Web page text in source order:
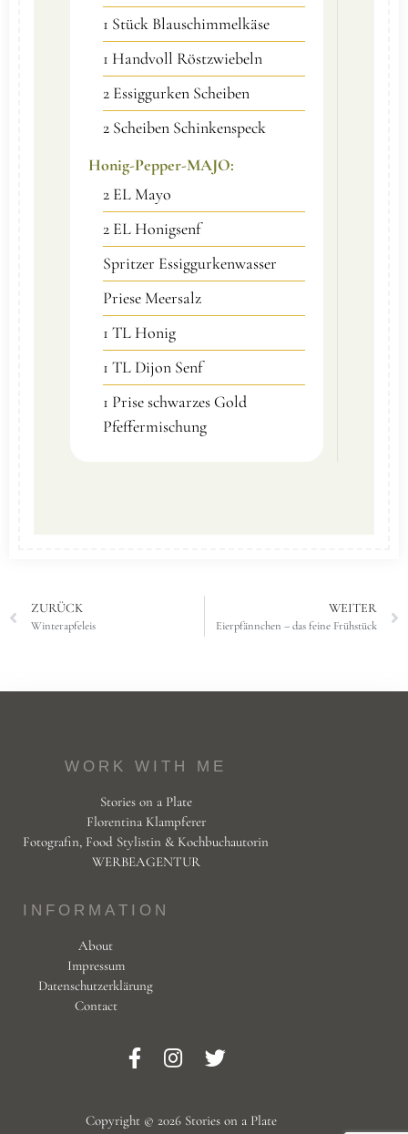
1 Stück Blauschimmelkäse
1 Handvoll Röstzwiebeln
2 Essiggurken Scheiben
2 Scheiben Schinkenspeck
Honig-Pepper-MAJO:
2 EL Mayo
2 EL Honigsenf
Spritzer Essiggurkenwasser
Priese Meersalz
1 TL Honig
1 TL Dijon Senf
1 Priseschwarzes Gold
Pfeffermischung
ZURÜCK
Winterapfeleis
WEITER
Eierpfännchen – das feine Frühstück
WORK WITH ME
Stories on a Plate
Florentina Klampferer
Fotografin, Food Stylistin & Kochbuchautorin
WERBEAGENTUR
INFORMATION
About
Impressum
Datenschutzerklärung
Contact
Copyright © 2026 Stories on a Plate